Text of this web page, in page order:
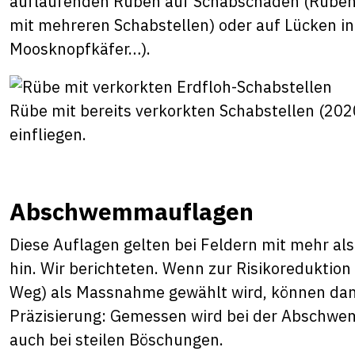
mit mehreren Schabstellen) oder auf Lücken
Moosknopfkäfer…).
Rübe mit bereits verkorkten Schabstellen
einfliegen.
Abschwemmauflagen
Diese Auflagen gelten bei Feldern mit mehr
hin. Wir berichteten. Wenn zur
Weg) als Massnahme gewählt wird, können
Präzisierung: Gemessen wird bei der
auch bei steilen Böschungen.